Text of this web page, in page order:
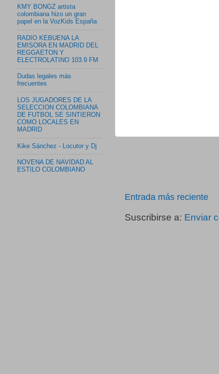
Entrada más reciente
Suscribirse a: Enviar
KMY BONGZ artista
colombiana hizo un gran
papel en la VozKids España
RADIO KEBUENA LA
EMISORA EN MADRID DEL
REGGAETON Y
ELECTROLATINO 103.9 FM
Dudas legales más
frecuentes
LOS JUGADORES DE LA
SELECCION COLOMBIANA
DE FUTBOL SE SINTIERON
COMO LOCALES EN
MADRID
Kike Sánchez - Locutor y Dj
NOVENA DE NAVIDAD AL
ESTILO COLOMBIANO